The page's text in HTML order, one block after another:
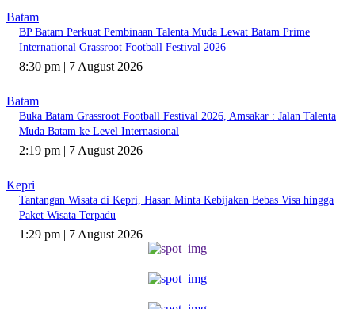
Batam
BP Batam Perkuat Pembinaan Talenta Muda Lewat Batam Prime
International Grassroot Football Festival 2026
8:30 pm | 7 August 2026
Batam
Buka Batam Grassroot Football Festival 2026, Amsakar : Jalan Talenta
Muda Batam ke Level Internasional
2:19 pm | 7 August 2026
Kepri
Tantangan Wisata di Kepri, Hasan Minta Kebijakan Bebas Visa hingga
Paket Wisata Terpadu
1:29 pm | 7 August 2026